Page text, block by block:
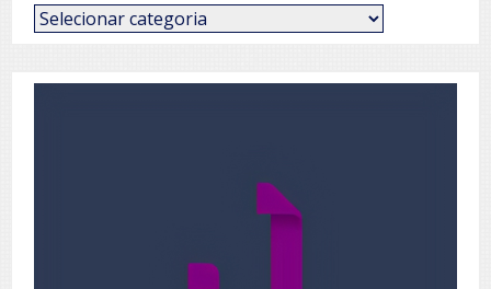
Categorias
de